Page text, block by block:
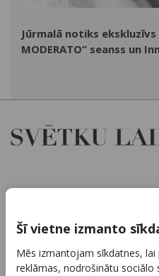
Šī vietne izmanto
Mēs izmantojam sīkdatnes,
reklāmas, nodrošinātu sociālo
Jūrmalā notiks ekskluzīvs
MODERATO” seanss un
Reklāma
Arhīvs